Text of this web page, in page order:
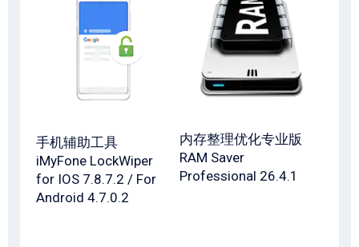
手机辅助工具
iMyFone LockWiper
for IOS 7.8.7.2 / For
Android 4.7.0.2
内存整理优化专业版
RAM Saver
Professional 26.4.1